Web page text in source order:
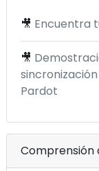
🎥 Encuentra
🎥
Pardot
Comprensión